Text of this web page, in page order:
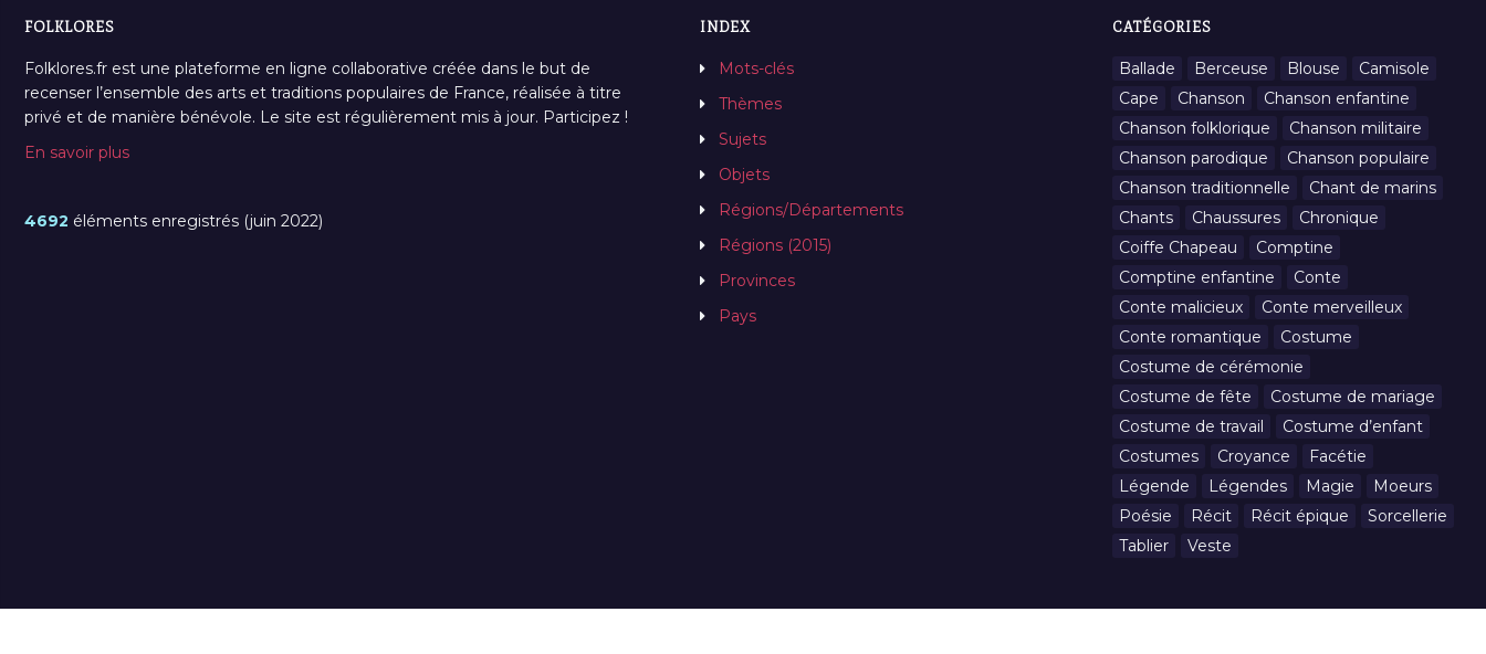
FOLKLORES
Folklores.fr est une plateforme en ligne collaborative créée dans le but de
recenser l’ensemble des arts et traditions populaires de France, réalisée à titre
privé et de manière bénévole. Le site est régulièrement mis à jour. Participez !
En savoir plus
4692 éléments enregistrés (juin 2022)
INDEX
Mots-clés
Thèmes
Sujets
Objets
Régions/Départements
Régions (2015)
Provinces
Pays
CATÉGORIES
Ballade Berceuse Blouse
Camisole
Cape
Chanson
Chanson enfantine
Chanson folklorique
Chanson militaire
Chanson parodique
Chanson populaire
Chanson traditionnelle
Chant de marins
Chants
Chaussures
Chronique
Coiffe Chapeau
Comptine
Comptine enfantine
Conte
Conte malicieux
Conte merveilleux
Conte romantique
Costume
Costume de cérémonie
Costume de fête
Costume de mariage
Costume de travail
Costume d’enfant
Costumes
Croyance
Facétie
Légende
Légendes Magie
Moeurs
Poésie
Récit Récit épique
Sorcellerie
Tablier
Veste